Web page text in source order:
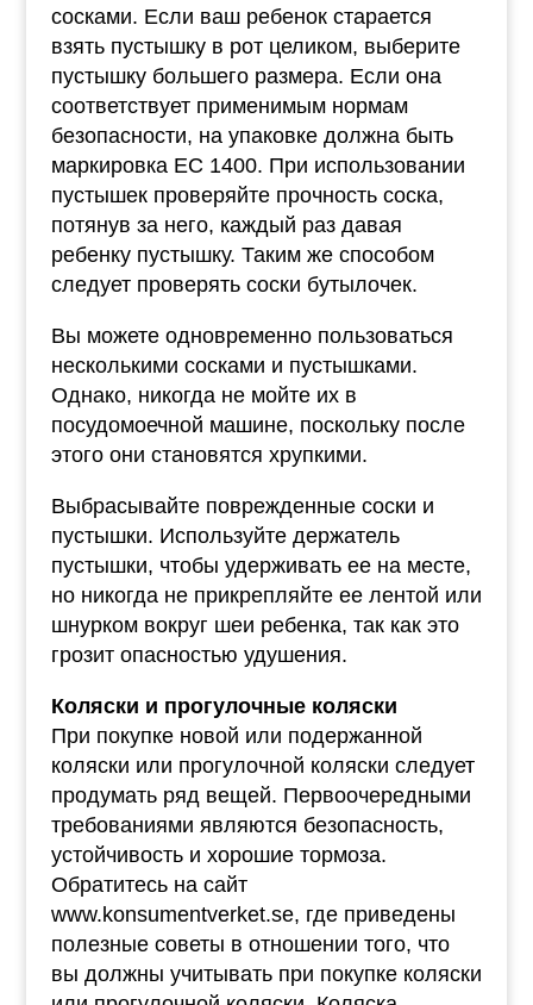
сосками. Если ваш ребенок старается
взять пустышку в рот целиком, выберите
пустышку большего размера. Если она
соответствует применимым нормам
безопасности, на упаковке должна быть
маркировка EC 1400. При использовании
пустышек проверяйте прочность соска,
потянув за него, каждый раз давая
ребенку пустышку. Таким же способом
следует проверять соски бутылочек.
Вы можете одновременно пользоваться
несколькими сосками и пустышками.
Однако, никогда не мойте их в
посудомоечной машине, поскольку после
этого они становятся хрупкими.
Выбрасывайте поврежденные соски и
пустышки. Используйте держатель
пустышки, чтобы удерживать ее на месте,
но никогда не прикрепляйте ее лентой или
шнурком вокруг шеи ребенка, так как это
грозит опасностью удушения.
Коляски и прогулочные коляски
При покупке новой или подержанной
коляски или прогулочной коляски следует
продумать ряд вещей. Первоочередными
требованиями являются безопасность,
устойчивость и хорошие тормоза.
Обратитесь на сайт
www.konsumentverket.se, где приведены
полезные советы в отношении того, что
вы должны учитывать при покупке коляски